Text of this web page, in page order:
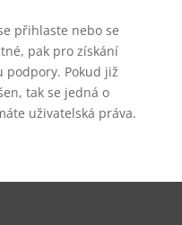
přihlaste nebo se
pak pro získání
Pokud již
tak se jedná o
uživatelská práva.